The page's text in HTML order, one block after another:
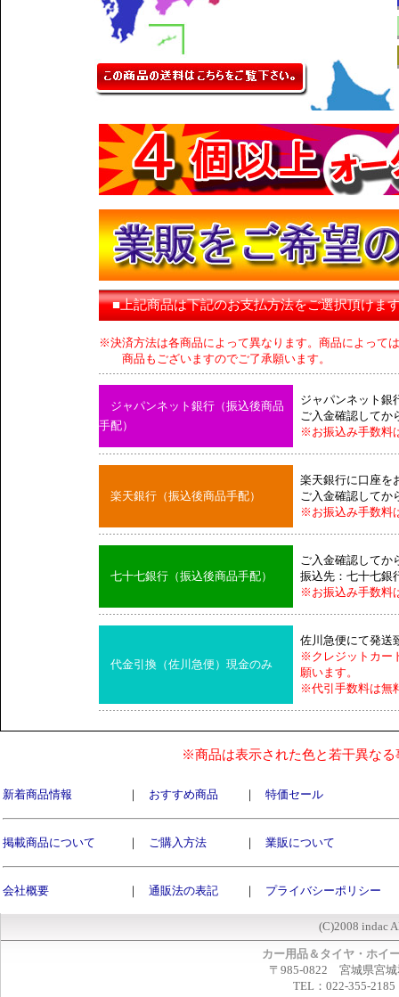
■上記商品は下記のお支払方法をご選択頂けま
※決済方法は各商品によって異なります。商品によって
商品もございますのでご了承願います。
ジャパンネット銀行（振込後商品
手配）
ジャパンネット銀
ご入金確認してか
※お振込み手数料
楽天銀行（振込後商品手配）
楽天銀行に口座を
ご入金確認してか
※お振込み手数料
七十七銀行（振込後商品手配）
ご入金確認してか
振込先：七十七銀
※お振込み手数料
代金引換（佐川急便）現金のみ
佐川急便にて発送
※クレジットカー
願います。
※代引手数料は無
※商品は表示された色と若干異な
新着商品情報 ｜ おすすめ商品 ｜ 特価セール
掲載商品について ｜ ご購入方法 ｜ 業販について
会社概要 ｜ 通販法の表記 ｜ プライバシーポリシー
(C)2008 indac
カー用品＆タイヤ・ホイ
〒985-0822 宮城県宮城
TEL：022-355-